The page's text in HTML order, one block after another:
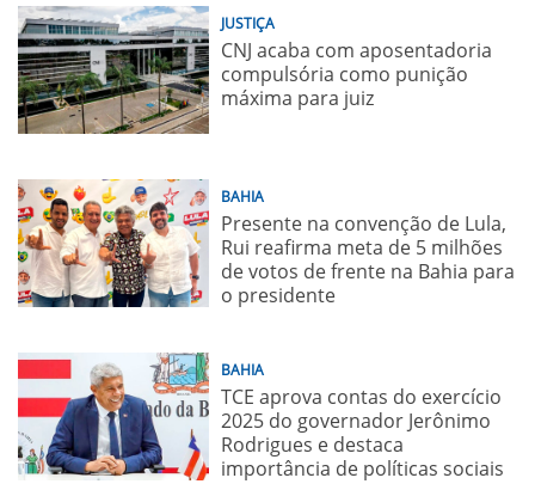
JUSTIÇA
CNJ acaba com aposentadoria
compulsória como punição
máxima para juiz
BAHIA
Presente na convenção de Lula,
Rui reafirma meta de 5 milhões
de votos de frente na Bahia para
o presidente
BAHIA
TCE aprova contas do exercício
2025 do governador Jerônimo
Rodrigues e destaca
importância de políticas sociais